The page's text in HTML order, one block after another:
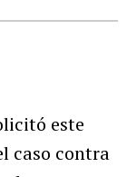
este
caso contra